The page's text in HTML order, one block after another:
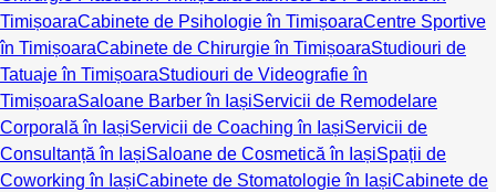
TimișoaraCabinete de Psihologie în TimișoaraCentre Sportive
în TimișoaraCabinete de Chirurgie în TimișoaraStudiouri de
Tatuaje în TimișoaraStudiouri de Videografie în
TimișoaraSaloane Barber în IașiServicii de Remodelare
Corporală în IașiServicii de Coaching în IașiServicii de
Consultanță în IașiSaloane de Cosmetică în IașiSpații de
Coworking în IașiCabinete de Stomatologie în IașiCabinete de